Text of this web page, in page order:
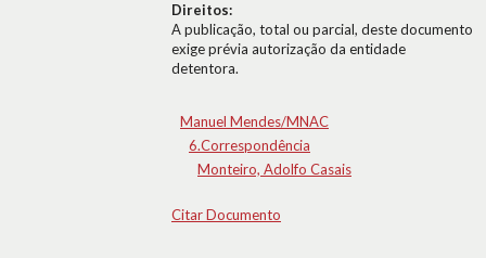
Direitos:
A publicação, total ou parcial, deste documento
exige prévia autorização da entidade
detentora.
Manuel Mendes/MNAC
6.Correspondência
Monteiro, Adolfo Casais
Citar Documento